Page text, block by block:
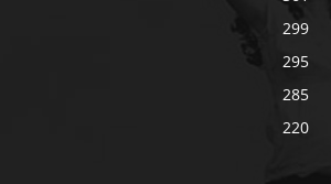
299
295
285
220